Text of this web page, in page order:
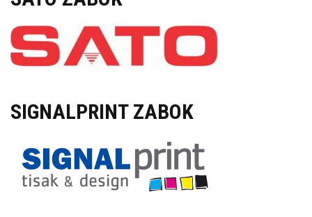
SIGNALPRINT ZABOK